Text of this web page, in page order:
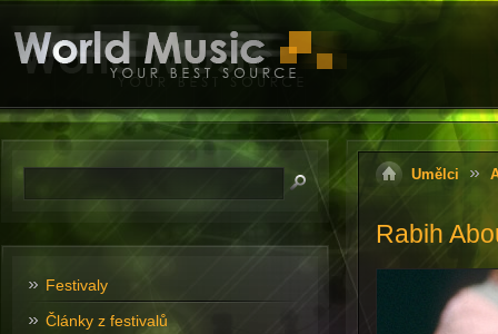
Umělci
Rabih
Festivaly
Články z festivalů